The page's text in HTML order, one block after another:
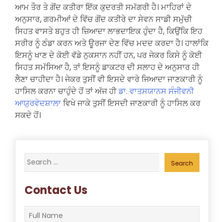
ਆਮ ਤੌਰ ਤੇ ਗੋਂਦ ਕਤੀਰਾ ਇੱਕ ਕੁਦਰਤੀ ਸਮੱਗਰੀ ਹੈ। ਮਾਹਿਰਾਂ ਦੇ
ਅਨੁਸਾਰ, ਗਰਮੀਆਂ ਦੇ ਵਿੱਚ ਗੋਂਦ ਕਤੀਰੇ ਦਾ ਸੇਵਨ ਸਾਡੀ ਸਮੁੱਚੀ
ਸਿਹਤ ਵਾਸਤੇ ਬਹੁਤ ਹੀ ਜ਼ਿਆਦਾ ਲਾਭਦਾਇਕ ਹੁੰਦਾ ਹੈ, ਕਿਉਂਕਿ ਇਹ
ਸਰੀਰ ਨੂੰ ਠੰਡਾ ਕਰਨ ਅਤੇ ਊਰਜਾ ਦੇਣ ਵਿੱਚ ਮਦਦ ਕਰਦਾ ਹੈ। ਹਾਲਾਂਕਿ
ਇਸਨੂੰ ਖਾਣ ਦੇ ਕੋਈ ਵੱਡੇ ਨੁਕਸਾਨ ਨਹੀਂ ਹਨ, ਪਰ ਜੇਕਰ ਕਿਸੇ ਨੂੰ ਕੋਈ
ਸਿਹਤ ਸਮੱਸਿਆ ਹੈ, ਤਾਂ ਇਸਨੂੰ ਡਾਕਟਰ ਦੀ ਸਲਾਹ ਦੇ ਅਨੁਸਾਰ ਹੀ
ਲੈਣਾ ਚਾਹੀਦਾ ਹੈ। ਜੇਕਰ ਤੁਸੀਂ ਵੀ ਇਸਦੇ ਵਾਰੇ ਜਿਆਦਾ ਜਾਣਕਾਰੀ ਨੂੰ
ਹਾਸਿਲ ਕਰਨਾ ਚਾਹੁੰਦੇ ਹੋਂ ਤਾਂ ਅੱਜ ਹੀਡਾ. ਵਾਤਸਯਾਨਸ ਸੰਜੀਵਨੀ
ਆਯੁਰਵੇਦਸ਼ਾਲਾਵਿਖੇ ਜਾਕੇ ਤੁਸੀਂ ਇਸਦੀ ਜਾਣਕਾਰੀ ਨੂੰ ਹਾਸਿਲ ਕਰ
ਸਕਦੇ ਹੋਂ।
Search
for:
Contact Us